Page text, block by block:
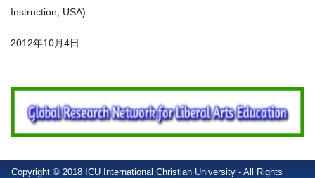
Instruction, USA)
2012年10月4日
Copyright © 2018 ICU International Christian University - All Rights